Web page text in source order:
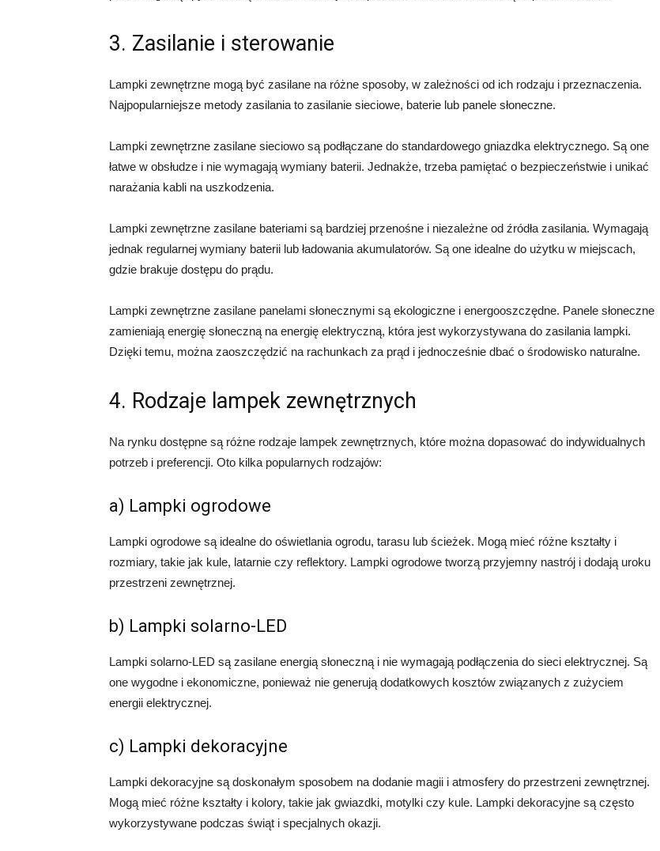
3. Zasilanie i sterowanie
Lampki zewnętrzne mogą być zasilane na różne sposoby, w zależności od ich rodzaju i przeznaczenia.
Najpopularniejsze metody zasilania to zasilanie sieciowe, baterie lub panele słoneczne.
Lampki zewnętrzne zasilane sieciowo są podłączane do standardowego gniazdka elektrycznego. Są one
łatwe w obsłudze i nie wymagają wymiany baterii. Jednakże, trzeba pamiętać o bezpieczeństwie i unikać
narażania kabli na uszkodzenia.
Lampki zewnętrzne zasilane bateriami są bardziej przenośne i niezależne od źródła zasilania. Wymagają
jednak regularnej wymiany baterii lub ładowania akumulatorów. Są one idealne do użytku w miejscach,
gdzie brakuje dostępu do prądu.
Lampki zewnętrzne zasilane panelami słonecznymi są ekologiczne i energooszczędne. Panele słoneczne
zamieniają energię słoneczną na energię elektryczną, która jest wykorzystywana do zasilania lampki.
Dzięki temu, można zaoszczędzić na rachunkach za prąd i jednocześnie dbać o środowisko naturalne.
4. Rodzaje lampek zewnętrznych
Na rynku dostępne są różne rodzaje lampek zewnętrznych, które można dopasować do indywidualnych
potrzeb i preferencji. Oto kilka popularnych rodzajów:
a) Lampki ogrodowe
Lampki ogrodowe są idealne do oświetlania ogrodu, tarasu lub ścieżek. Mogą mieć różne kształty i
rozmiary, takie jak kule, latarnie czy reflektory. Lampki ogrodowe tworzą przyjemny nastrój i dodają uroku
przestrzeni zewnętrznej.
b) Lampki solarno-LED
Lampki solarno-LED są zasilane energią słoneczną i nie wymagają podłączenia do sieci elektrycznej. Są
one wygodne i ekonomiczne, ponieważ nie generują dodatkowych kosztów związanych z zużyciem
energii elektrycznej.
c) Lampki dekoracyjne
Lampki dekoracyjne są doskonałym sposobem na dodanie magii i atmosfery do przestrzeni zewnętrznej.
Mogą mieć różne kształty i kolory, takie jak gwiazdki, motylki czy kule. Lampki dekoracyjne są często
wykorzystywane podczas świąt i specjalnych okazji.